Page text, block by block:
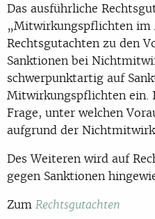
Das ausführliche
„Mitwirkungspflichten im
Rechtsgutachten zu den
Sanktionen bei
schwerpunktartig auf
Mitwirkungspflichten ein.
Frage, unter welchen
aufgrund der
Des Weiteren wird auf
gegen Sanktionen
Zum Rechtsgutachten